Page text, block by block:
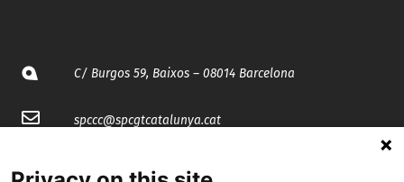
C/ Burgos 59, Baixos – 08014 Barcelona
spccc@spcgtcatalunya.cat